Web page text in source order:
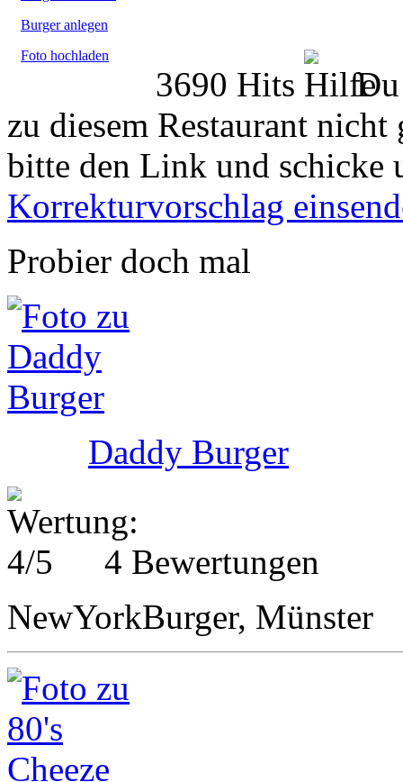
Burger anlegen
Foto hochladen
3690 Hits
zu diesem Restaurant
bitte den Link und schicke
Korrekturvorschlag
Probier doch mal
Daddy Burger
4 Bewertungen
NewYorkBurger, Münster